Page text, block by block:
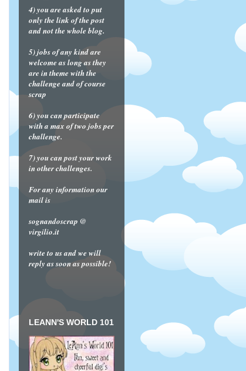
4) you are asked to put
only the link of the post
and not the whole blog.
5) jobs of any kind are
welcome as long as they
are in theme with the
challenge and of course
scrap
6) you can participate
with a max of two jobs per
challenge.
7) you can post your work
in other challenges.
For any information our
mail is
sognandoscrap @
virgilio.it
write to us and we will
reply as soon as possible!
LEANN'S WORLD 101